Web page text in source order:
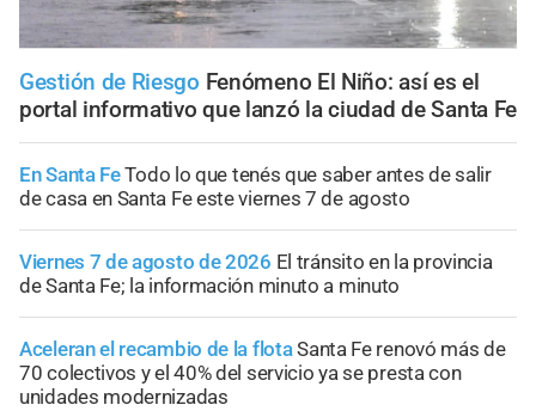
Gestión de Riesgo Fenómeno El Niño: así es el
portal informativo que lanzó la ciudad de Santa Fe
En Santa FeTodo lo que tenés que saber antes de salir
de casa en Santa Fe este viernes 7 de agosto
Viernes 7 de agosto de 2026 El tránsito en la provincia
de Santa Fe; la información minuto a minuto
Aceleran el recambio de la flotaSanta Fe renovó más de
70 colectivos y el 40% del servicio ya se presta con
unidades modernizadas